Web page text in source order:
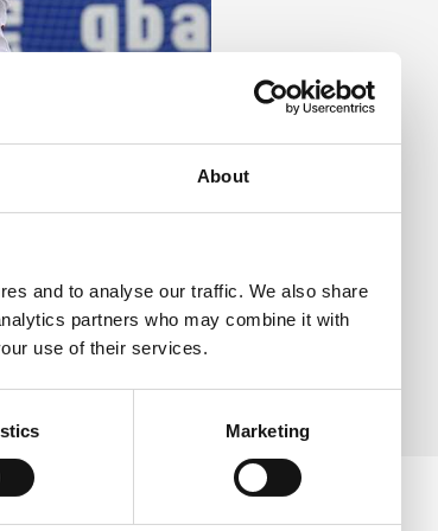
About
and to analyse our traffic. We also share
partners who may combine it with
use of their services.
Marketing